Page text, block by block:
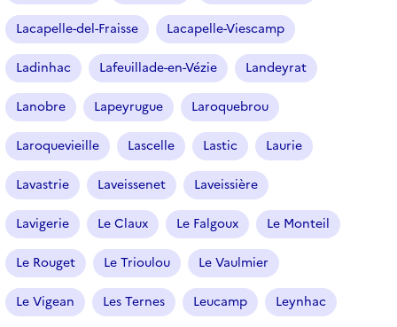
Lacapelle-del-Fraisse Lacapelle-Viescamp
Ladinhac Lafeuillade-en-Vézie Landeyrat
Lanobre Lapeyrugue Laroquebrou
Laroquevieille Lascelle Lastic Laurie
Lavastrie Laveissenet Laveissière
Lavigerie Le Claux Le Falgoux Le Monteil
Le Rouget Le Trioulou Le Vaulmier
Le Vigean Les Ternes Leucamp Leynhac